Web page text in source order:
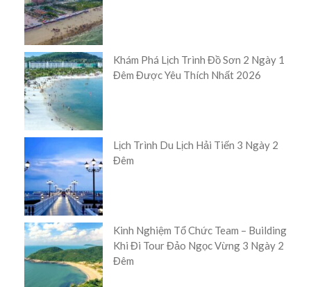
Khám Phá Lịch Trình Đồ Sơn 2 Ngày 1
Đêm Được Yêu Thích Nhất 2026
Lịch Trình Du Lịch Hải Tiến 3 Ngày 2
Đêm
Kinh Nghiệm Tổ Chức Team – Building
Khi Đi Tour Đảo Ngọc Vừng 3 Ngày 2
Đêm